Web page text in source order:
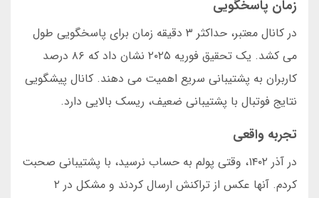
زمان پاسخگویی
در کانال معتبر، حداکثر ۳ دقیقه زمان برای پاسخگویی طول
می کشد. یک تحقیق فوریه ۲۰۲۵ نشان داد که ۸۶ درصد
کاربران به پشتیبانی سریع اهمیت می دهند. کانال پیشگویی
نتایج فوتبال با پشتیبانی ضعیف، ریسک بالایی دارد.
تجربه واقعی
در آذر ۱۴۰۲، وقتی پولم به حساب نرسید، با پشتیبانی صحبت
کردم. آنها عکس از تراکنش ارسال کردند و مشکل در ۲